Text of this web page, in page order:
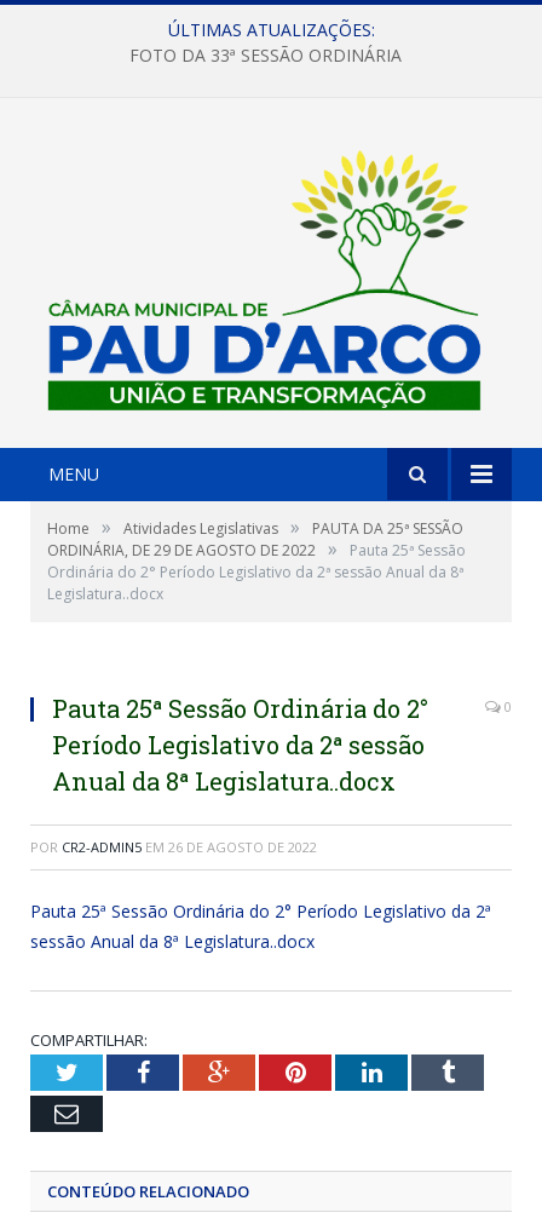
ÚLTIMAS ATUALIZAÇÕES:
FOTO DA 33ª SESSÃO ORDINÁRIA
MENU
Home » Atividades Legislativas »
PAUTA DA 25ª SESSÃO
ORDINÁRIA, DE 29 DE AGOSTO DE 2022 »
Pauta 25ª Sessão
Ordinária do 2° Período Legislativo da 2ª sessão Anual da 8ª
Legislatura..docx
Pauta 25ª Sessão Ordinária do 2°
Período Legislativo da 2ª sessão
Anual da 8ª Legislatura..docx
0
POR CR2-ADMIN5 EM 26 DE AGOSTO DE 2022
Pauta 25ª Sessão Ordinária do 2° Período Legislativo da 2ª
sessão Anual da 8ª Legislatura..docx
COMPARTILHAR:
TwitterFacebookGoogle+PinterestLinkedInTumblr
Email
CONTEÚDO RELACIONADO